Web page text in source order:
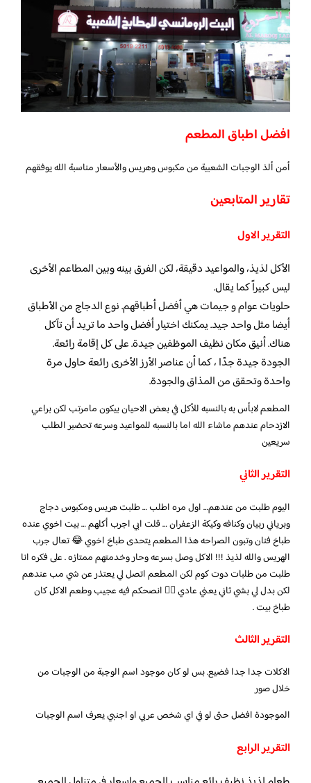
افضل اطباق المطعم
أمن ألذ الوجبات الشعبية من مكبوس وهريس والأسعار مناسبة الله يوفقهم
تقارير المتابعين
التقرير الاول
الأكل لذيذ، والمواعيد دقيقة، لكن الفرق بينه وبين المطاعم الأخرى
ليس كبيراً كما يقال.
حلويات عوام و جيمات هي أفضل أطباقهم. نوع الدجاج من الأطباق
أيضا مثل واحد جيد. يمكنك اختيار أفضل واحد ما تريد أن تآكل
هناك. أنيق مكان نظيف الموظفين جيدة. على كل إقامة رائعة.
الجودة جيدة جدًا ، كما أن عناصر الأرز الأخرى رائعة حاول مرة
واحدة وتحقق من المذاق والجودة.
المطعم لابأس به بالنسبه للأكل في بعض الاحيان بيكون مامرتب لكن براعي
الازدحام عندهم ماشاء الله اما بالنسبه للمواعيد وسرعه تحضير الطلب
سريعين
التقرير الثاني
اليوم طلبت من عندهم… اول مره اطلب … طلبت هريس ومكبوس دجاج
وبرياني ربيان وكنافه وكيكة الزعفران … قلت ابي اجرب أكلهم … بيت اخوي عنده
طباخ فنان وتبون الصراحه هذا المطعم يتحدى طباخ اخوي 😂 تعال جرب
الهريس والله لذيذ !!! الاكل وصل بسرعه وحار وخدمتهم ممتازه . على فكره انا
طلبت من طلبات دوت كوم لكن المطعم اتصل لي يعتذر عن شي مب عندهم
لكن بدل لي بشي ثاني يعني عادي 👍🏻 انصحكم فيه عجيب وطعم الاكل كان
طباخ بيت .
التقرير الثالث
الاكلات جدا جدا فضيع. بس لو كان موجود اسم الوجبة من الوجبات من
خلال صور
الموجودة افضل حتى لو في اي شخص عربي او اجنبي يعرف اسم الوجبات
التقرير الرابع